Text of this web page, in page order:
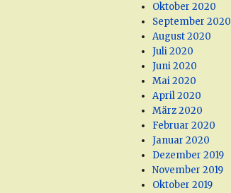
Oktober 2020
September 2020
August 2020
Juli 2020
Juni 2020
Mai 2020
April 2020
März 2020
Februar 2020
Januar 2020
Dezember 2019
November 2019
Oktober 2019